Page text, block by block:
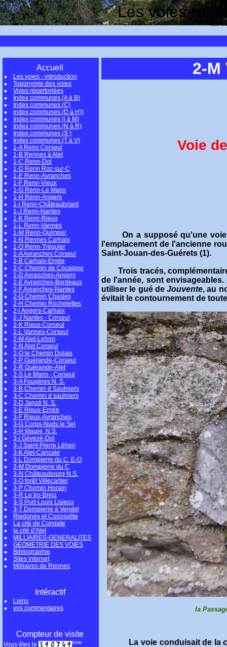
Les voies
site
Accueil
Les voies - introduction
Toponymie des voies
Voies répertoriées
Index communes (A à B)
Index communes (C)
index communes (D à H))
Index communes (i à M)
Index communes (N à R)
Index communes (S )
Index communes (T à V)
1-A Renn Corseul
1-B Rennes à Alet
1-C Renn-Dol
1-D Renn Roz-sur-C
1-E Renn-Avranches
1-F Renn-Vieux
1-G Renn-Le Mans
1-H Renn-Angers
1-i Renn-Châteaubriant
1-J Renn-Nantes
1-K Renn-Rieux
1-L Renn-Vannes
1-M Renn-Quimper
1-N Rennes Carhaix
1-O Renn-Tréguier
2-A Avranches Corseul
2-B Carhaix-Ernée
2-C Chemin de Cocaigne
2-D Avranches-Angers
2-E Avranches-Bordeaux
2-F Avranches-Nantes
2-G Chemin Chasles
2-H Chemin Rochelettes
2-i Angers-Carhaix
2-J Nantes - Corseul
2-K Rieux-Corseul
2-L Vannes-Corseul
2-M Alet-Lehon
2-N Alet Corseul
2-O le Chemin Dolais
2-P Guérande-Corseul
2-R Guérande-Alet
2-S Le Mans - Corseul
3-A Fougères N. S.
3-B Chemin d Saulniers
3-C Chemin d saulniers
3-D Janzé N. S.
3-E Rieux-Ernée
3-F Rieux-Avranches
3-G Corps-Nuds le Sel
3-H Maure, N.S.
3-i Gévezé-Dol
3-J Saint-Pierre Léhon
3-K Alet-Cancale
3-L Dompierre du C. E-O
3-M Dompierre du C
3-N Châteaubourg N.S.
3-O forêt Villecartier
3-P Chemin Horain
3-R Le tro-Breiz
3-S Port-Louis Lisieux
3-T Dompierre à Vendel
Riedones et Coriosolite
La cité de Condate
la cité d'Alet
MILLIAIRES-GENERALITES
GEOMETRIE DES VOIES
Bibliographie
Sites internet
Milliaires de Rennes
Intéractif
Liens
vos commentaires
Compteur de visite
Vous êtes le ème
2-M
Voie
On a supposé qu'une
l'emplacement de l'ancienne
Saint-Jouan-des-Guérets (1).
Trois tracés,
de l'année, sont
utiliser le gué de Jouvente, au
évitait le contournement de
la
La voie conduisait de la